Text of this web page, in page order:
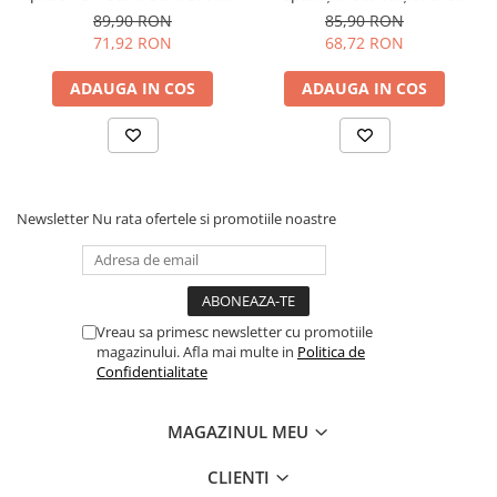
suprafața originală!
-Inainte de aplicarea culorilor asigurați-vă ca
Primer-ul este complet uscat!
(220ml)
89,90 RON
71,92 RON
ADAUGA IN COS
piele - DK Stahl Filler
(220ml)
85,90 RON
68,72 RON
ADAUGA IN COS
Newsletter Nu rata ofertele si promotiile noastre
Vreau sa primesc newsletter cu promotiile
magazinului. Afla mai multe in Politica de
Confidentialitate
MAGAZINUL MEU
CLIENTI